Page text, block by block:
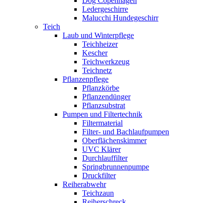
Ledergeschirre
Malucchi Hundegeschirr
Teich
Laub und Winterpflege
Teichheizer
Kescher
Teichwerkzeug
Teichnetz
Pflanzenpflege
Pflanzkörbe
Pflanzendünger
Pflanzsubstrat
Pumpen und Filtertechnik
Filtermaterial
Filter- und Bachlaufpumpen
Oberflächenskimmer
UVC Klärer
Durchlauffilter
Springbrunnenpumpe
Druckfilter
Reiherabwehr
Teichzaun